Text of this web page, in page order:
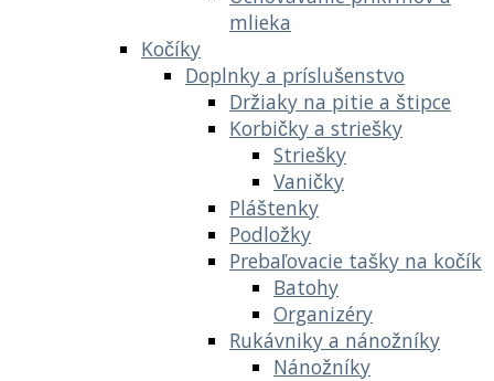
mlieka
Kočíky
Doplnky a príslušenstvo
Držiaky na pitie a štipce
Korbičky a striešky
Striešky
Vaničky
Pláštenky
Podložky
Prebaľovacie tašky na kočík
Batohy
Organizéry
Rukávniky a nánožníky
Nánožníky